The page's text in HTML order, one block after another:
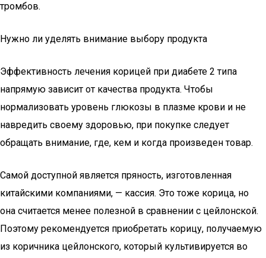
тромбов.
Нужно ли уделять внимание выбору продукта
Эффективность лечения корицей при диабете 2 типа
напрямую зависит от качества продукта. Чтобы
нормализовать уровень глюкозы в плазме крови и не
навредить своему здоровью, при покупке следует
обращать внимание, где, кем и когда произведен товар.
Самой доступной является пряность, изготовленная
китайскими компаниями, — кассия. Это тоже корица, но
она считается менее полезной в сравнении с цейлонской.
Поэтому рекомендуется приобретать корицу, получаемую
из коричника цейлонского, который культивируется во